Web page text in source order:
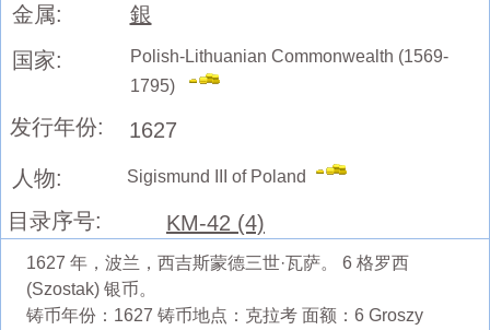
金属:
銀
国家:
Polish-Lithuanian Commonwealth (1569-
1795)
发行年份:
1627
人物:
Sigismund III of Poland
目录序号: KM-42 (4)
1627 年，波兰，西吉斯蒙德三世·瓦萨。 6 格罗西
(Szostak) 银币。
铸币年份：1627 铸币地点：克拉考 面额：6 Groszy